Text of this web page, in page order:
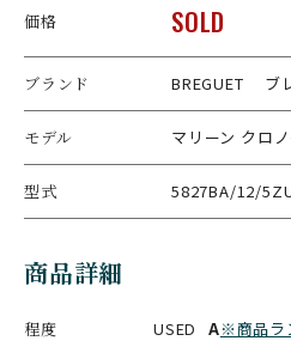
価格 SOLD
ブランド BREGUET ブ
モデル マリーン クロ
型式 5827BA/12/
商品詳細
程度 USED A※商品ラ